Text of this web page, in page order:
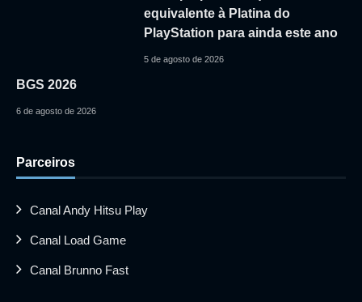
equivalente à Platina do
PlayStation para ainda este ano
5 de agosto de 2026
BGS 2026
6 de agosto de 2026
Parceiros
Canal Andy Hitsu Play
Canal Load Game
Canal Brunno Fast